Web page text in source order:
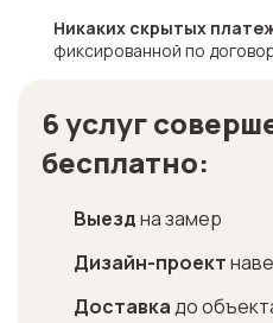
Никаких скрытых
фиксированной по
6 услуг
бесплатно:
Выездна замер
Дизайн-проект
Доставкадо